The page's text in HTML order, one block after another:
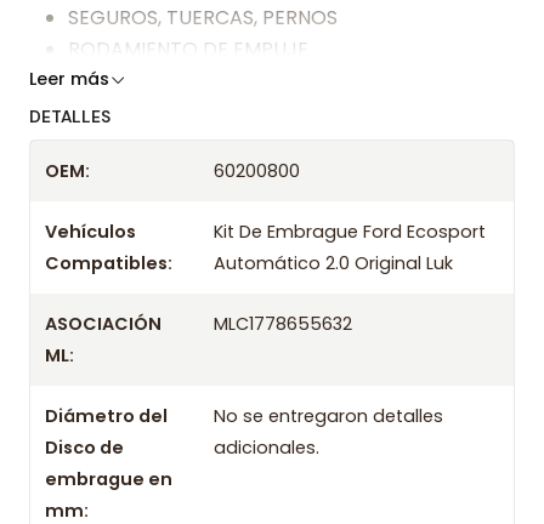
SEGUROS, TUERCAS, PERNOS
RODAMIENTO DE EMPUJE
COJINETE
Y TODO LO DE LA IMAGEN.
Somos especialistas en embragues desde 2019,
Despacharemos el producto con transportista en
un máximo de 24 hrs hábiles o retira gratis en
tienda previo correo de confirmación.
Leer más
DETALLES
OEM: 60200800
Vehículos
Compatibles:
Kit De Embrague Ford Ecosport
Automático 2.0 Original Luk
ASOCIACIÓN
ML:
MLC1778655632
Diámetro del
Disco de
embrague en
mm:
No se entregaron detalles
adicionales.